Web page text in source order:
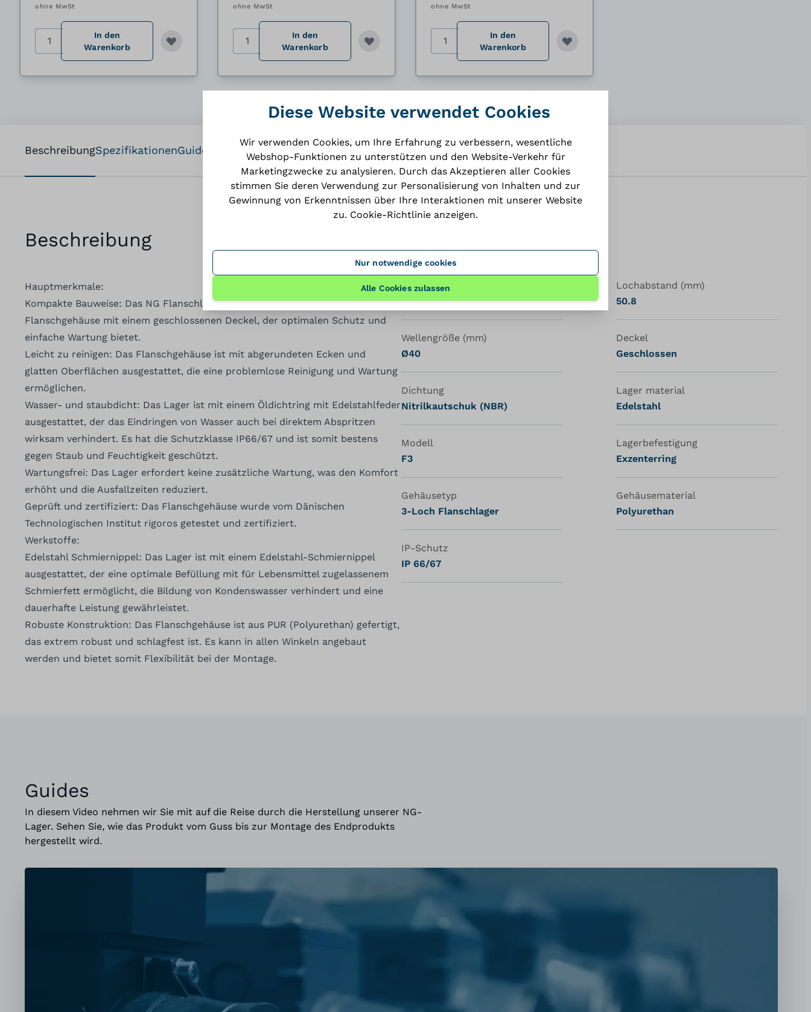
ohne MwSt
Menge
In den
Warenkorb
ohne MwSt
Menge
In den
Warenkorb
ohne MwSt
Menge
In den
Warenkorb
BeschreibungSpezifikationenGuides Downloads Foreign trade
Beschreibung
Hauptmerkmale:
Kompakte Bauweise: Das NG Flanschlager verfügt über ein kompaktes
Flanschgehäuse mit einem geschlossenen Deckel, der optimalen Schutz und
einfache Wartung bietet.
Leicht zu reinigen: Das Flanschgehäuse ist mit abgerundeten Ecken und
glatten Oberflächen ausgestattet, die eine problemlose Reinigung und Wartung
ermöglichen.
Wasser- und staubdicht: Das Lager ist mit einem Öldichtring mit Edelstahlfeder
ausgestattet, der das Eindringen von Wasser auch bei direktem Abspritzen
wirksam verhindert. Es hat die Schutzklasse IP66/67 und ist somit bestens
gegen Staub und Feuchtigkeit geschützt.
Wartungsfrei: Das Lager erfordert keine zusätzliche Wartung, was den Komfort
erhöht und die Ausfallzeiten reduziert.
Geprüft und zertifiziert: Das Flanschgehäuse wurde vom Dänischen
Technologischen Institut rigoros getestet und zertifiziert.
Werkstoffe:
Edelstahl Schmiernippel: Das Lager ist mit einem Edelstahl-Schmiernippel
ausgestattet, der eine optimale Befüllung mit für Lebensmittel zugelassenem
Schmierfett ermöglicht, die Bildung von Kondenswasser verhindert und eine
dauerhafte Leistung gewährleistet.
Robuste Konstruktion: Das Flanschgehäuse ist aus PUR (Polyurethan) gefertigt,
das extrem robust und schlagfest ist. Es kann in allen Winkeln angebaut
werden und bietet somit Flexibilität bei der Montage.
Schmiernippel
Gerade
Lochabstand (mm)
50.8
Wellengröße (mm)
Ø40
Deckel
Geschlossen
Dichtung
Nitrilkautschuk (NBR)
Lager material
Edelstahl
Modell
F3
Lagerbefestigung
Exzenterring
Gehäusetyp
3-Loch Flanschlager
Gehäusematerial
Polyurethan
IP-Schutz
IP 66/67
Guides
In diesem Video nehmen wir Sie mit auf die Reise durch die Herstellung unserer NG-
Lager. Sehen Sie, wie das Produkt vom Guss bis zur Montage des Endprodukts
hergestellt wird.
Diese Website verwendet Cookies
Wir verwenden Cookies, um Ihre Erfahrung zu verbessern, wesentliche
Webshop-Funktionen zu unterstützen und den Website-Verkehr für
Marketingzwecke zu analysieren. Durch das Akzeptieren aller Cookies
stimmen Sie deren Verwendung zur Personalisierung von Inhalten und zur
Gewinnung von Erkenntnissen über Ihre Interaktionen mit unserer Website
zu. Cookie-Richtlinie anzeigen.
Nur notwendige cookies
Alle Cookies zulassen